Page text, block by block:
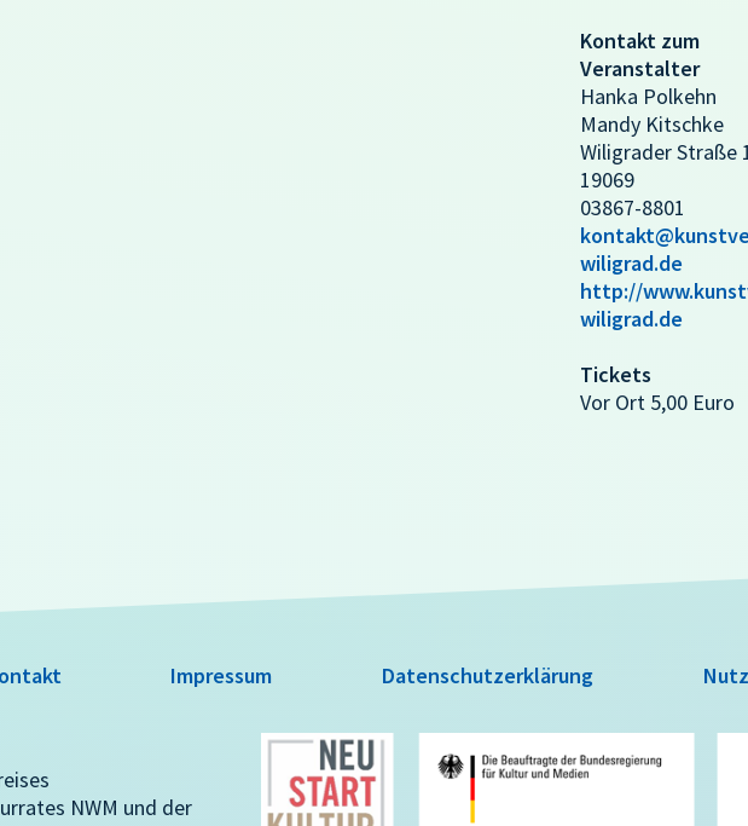
Kontakt zum
Veranstalter
Hanka Polkehn
Mandy Kitschke
Wiligrader Straße
19069
03867-8801
wiligrad.de
http://
wiligrad.de
Tickets
Vor Ort 5,00 Euro
Impressum Datenschutzerklärung
NWM und der